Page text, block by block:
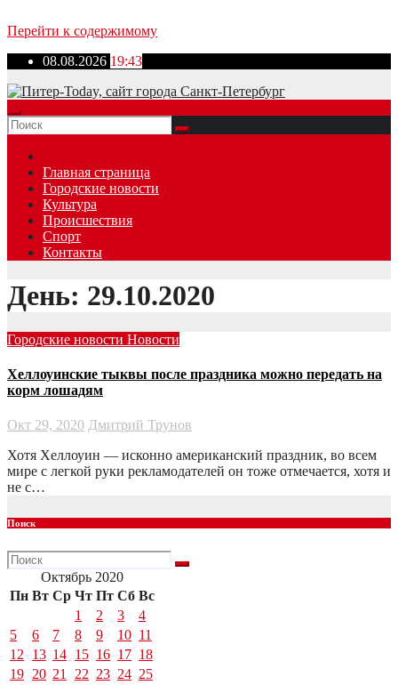
Перейти к содержимому
08.08.2026 19:43
Главная страница
Городские новости
Культура
Происшествия
Спорт
Контакты
День: 29.10.2020
Городские новости Новости
Хеллоуинские тыквы после праздника можно передать на
корм лошадям
Окт 29, 2020 Дмитрий Трунов
Хотя Хеллоуин — исконно американский праздник, во всем
мире с легкой руки рекламодателей он тоже отмечается, хотя и
не с…
Поиск
Октябрь 2020
Пн Вт Ср Чт Пт Сб Вс
1 2 3
4
5
6 7 8 9 10 11
12
13 14 15 16 17 18
19 20 21 22 23 24 25